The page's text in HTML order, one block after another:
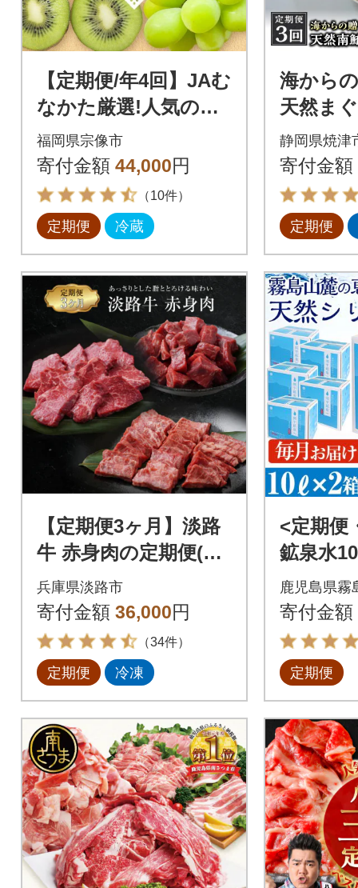
【定期便/年4回】JAむ
なかた厳選!人気のフ
ルーツ定期便【ほた
るの里】_HB0140
福岡県宗像市
寄付金額 44,000円
（10件）
定期便 冷蔵
海から
天然ま
届け)定
静岡県焼津
寄付金額
定期便
【定期便3ヶ月】淡路
牛 赤身肉の定期便(ミ
ニステーキ・サイコ
ロステーキ・焼肉) a
o05721
兵庫県淡路市
寄付金額 36,000円
（34件）
定期便 冷凍
<定期便
鉱泉水
(計12箱
所】K-
鹿児島県霧
寄付金額
定期便